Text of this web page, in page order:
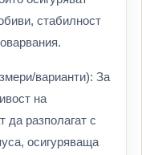
стабилност
варианти): За
на
да разполагат с
осигуряваща